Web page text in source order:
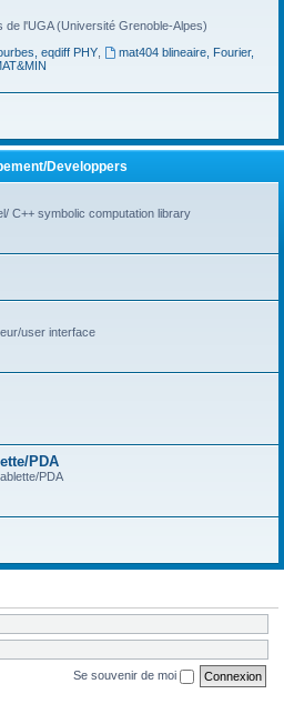
de l'UGA (Université Grenoble-Alpes)
eqdiff PHY,
mat404 blineaire, Fourier,
Developpers
C++ symbolic computation library
user interface
PDA
PDA
Se souvenir de moi